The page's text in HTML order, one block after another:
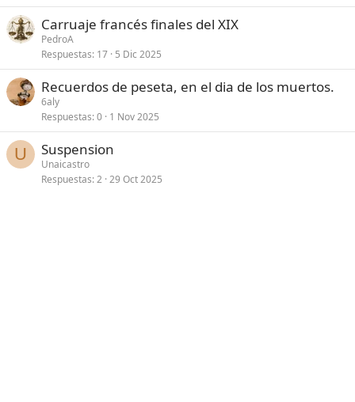
Carruaje francés finales del XIX
PedroA
Respuestas 17 5 Dic 2025
Recuerdos de peseta, en el dia de los muertos.
6aly
Respuestas 0 1 Nov 2025
U Suspension
Unaicastro
Respuestas 2 29 Oct 2025